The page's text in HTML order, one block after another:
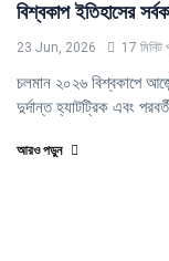
বিশ্বকাপ ইতিহাসের
23 Jun, 2026 17 মিনিট
চলমান ২০২৬ বিশ্বকাপে
দুর্দান্ত হ্যাটট্রিক এবং
আরও পড়ুন